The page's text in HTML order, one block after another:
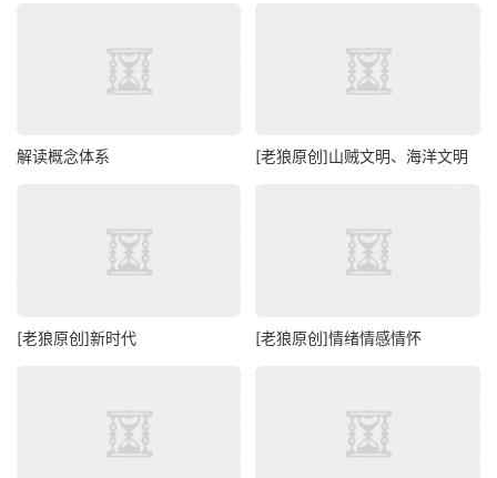
解读概念体系 [老狼原创]山贼文明、海洋文明
[老狼原创]新时代 [老狼原创]情绪情感情怀